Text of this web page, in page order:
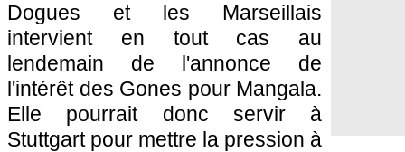
Dogues et les Marseillais
intervient en tout cas au
lendemain de l'annonce de
l'intérêt des Gones pour Mangala.
Elle pourrait donc servir à
Stuttgart pour mettre la pression à